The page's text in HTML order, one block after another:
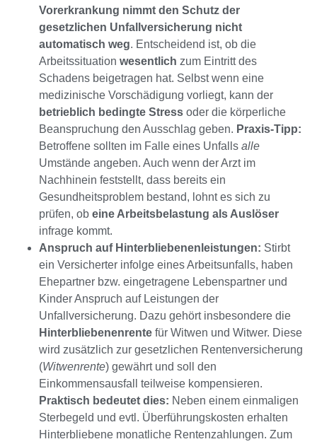
Vorerkrankung nimmt den Schutz der
gesetzlichen Unfallversicherung nicht
automatisch weg. Entscheidend ist, ob die
Arbeitssituation wesentlich zum Eintritt des
Schadens beigetragen hat. Selbst wenn eine
medizinische Vorschädigung vorliegt, kann der
betrieblich bedingte Stress oder die körperliche
Beanspruchung den Ausschlag geben. Praxis-Tipp:
Betroffene sollten im Falle eines Unfalls alle
Umstände angeben. Auch wenn der Arzt im
Nachhinein feststellt, dass bereits ein
Gesundheitsproblem bestand, lohnt es sich zu
prüfen, ob eine Arbeitsbelastung als Auslöser
infrage kommt.
Anspruch auf Hinterbliebenenleistungen: Stirbt
ein Versicherter infolge eines Arbeitsunfalls, haben
Ehepartner bzw. eingetragene Lebenspartner und
Kinder Anspruch auf Leistungen der
Unfallversicherung. Dazu gehört insbesondere die
Hinterbliebenenrente für Witwen und Witwer. Diese
wird zusätzlich zur gesetzlichen Rentenversicherung
(Witwenrente) gewährt und soll den
Einkommensausfall teilweise kompensieren.
Praktisch bedeutet dies: Neben einem einmaligen
Sterbegeld und evtl. Überführungskosten erhalten
Hinterbliebene monatliche Rentenzahlungen. Zum